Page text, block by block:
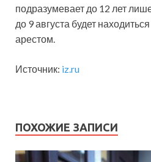
подразумевает до 12 лет
до 9 августа будет
арестом.
Источник: iz.ru
ПОХОЖИЕ ЗАПИСИ